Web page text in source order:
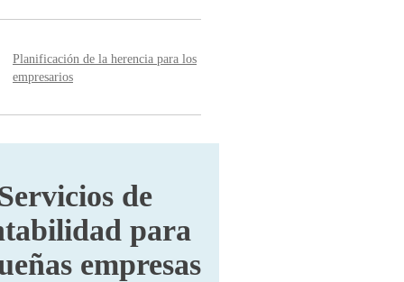
Planificación de la herencia para los
empresarios
de
para
empresas